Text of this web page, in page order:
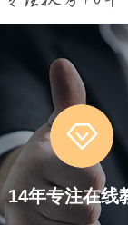
14年专注在线